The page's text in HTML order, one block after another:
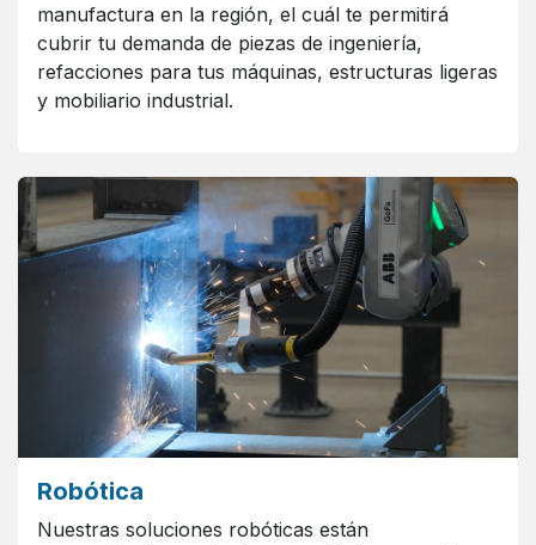
manufactura en la región, el cuál te permitirá
cubrir tu demanda de piezas de ingeniería,
refacciones para tus máquinas, estructuras ligeras
y mobiliario industrial.
Robótica
Nuestras soluciones robóticas están